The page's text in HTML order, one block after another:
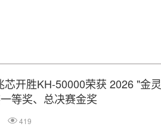
芯开胜KH‑50000荣获 2026 "金灵
等奖、总决赛金奖
419